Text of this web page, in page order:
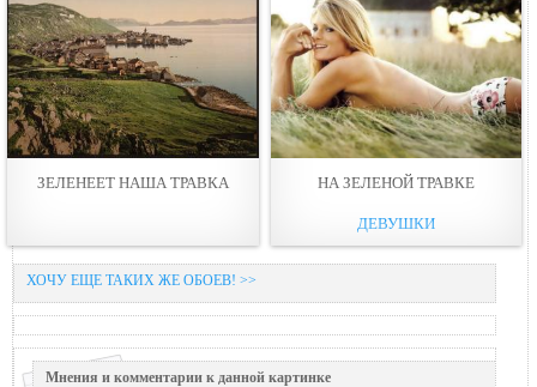
ЗЕЛЕНЕЕТ НАША ТРАВКА НА ЗЕЛЕНОЙ ТРАВКЕ
ДЕВУШКИ
ХОЧУ ЕЩЕ ТАКИХ ЖЕ ОБОЕВ! >>
Мнения и комментарии к данной картинке